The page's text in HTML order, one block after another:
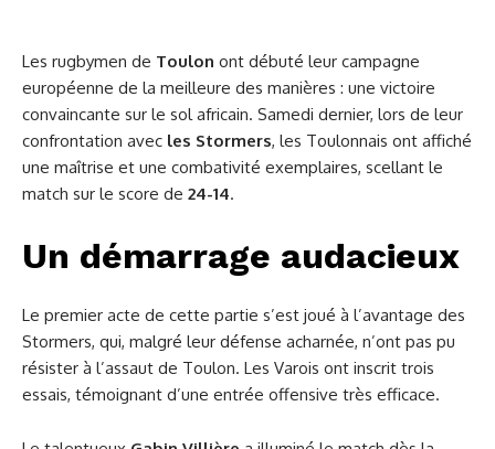
Les rugbymen de Toulon ont débuté leur campagne
européenne de la meilleure des manières : une victoire
convaincante sur le sol africain. Samedi dernier, lors de leur
confrontation avec les Stormers, les Toulonnais ont affiché
une maîtrise et une combativité exemplaires, scellant le
match sur le score de 24-14.
Un démarrage audacieux
Le premier acte de cette partie s’est joué à l’avantage des
Stormers, qui, malgré leur défense acharnée, n’ont pas pu
résister à l’assaut de Toulon. Les Varois ont inscrit trois
essais, témoignant d’une entrée offensive très efficace.